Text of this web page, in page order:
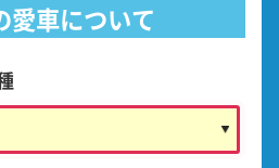
愛車について